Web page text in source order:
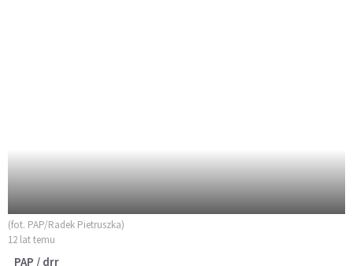
(fot. PAP/Radek Pietruszka)
12 lat temu
PAP / drr